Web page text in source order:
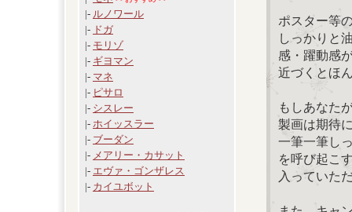
|- ルノワール
|- ドガ
|- モリゾ
|- ギヨマン
|- マネ
|- ピサロ
|- シスレー
|- ホイッスラー
|- ブーダン
|- メアリー・カサット
|- エヴァ・ゴンザレス
|- カイユボット
ポスター等
しっかりと
感・躍動感
近づくとほ
もしあなた
製画は期待
一筆一筆し
を呼び起こ
入っていた